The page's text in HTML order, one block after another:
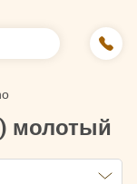
молотый